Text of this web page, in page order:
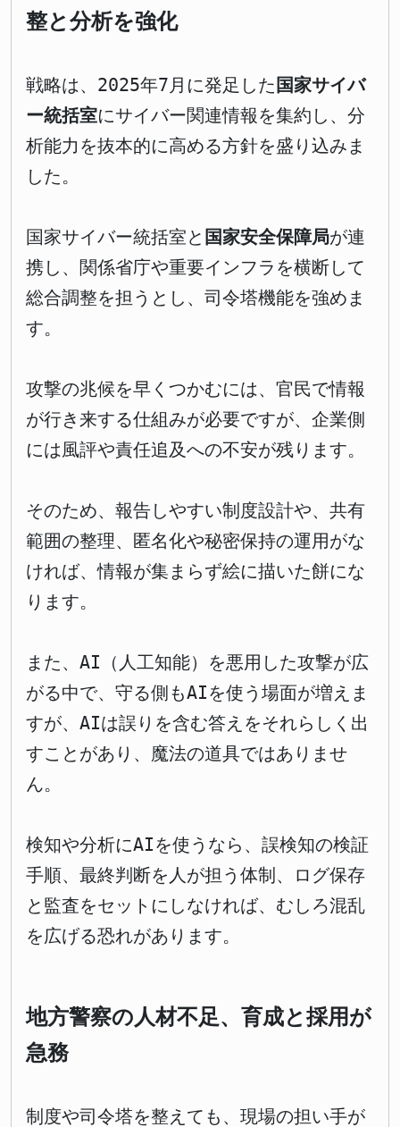
整と分析を強化
戦略は、2025年7月に発足した 国家サイバ
ー統括室にサイバー関連情報を集約し、分
析能力を抜本的に高める方針を盛り込みま
した。
国家サイバー統括室と 国家安全保障局が連
携し、関係省庁や重要インフラを横断して
総合調整を担うとし、司令塔機能を強めま
す。
攻撃の兆候を早くつかむには、官民で情報
が行き来する仕組みが必要ですが、企業側
には風評や責任追及への不安が残ります。
そのため、報告しやすい制度設計や、共有
範囲の整理、匿名化や秘密保持の運用がな
ければ、情報が集まらず絵に描いた餅にな
ります。
また、AI（人工知能）を悪用した攻撃が広
がる中で、守る側もAIを使う場面が増えま
すが、AIは誤りを含む答えをそれらしく出
すことがあり、魔法の道具ではありませ
ん。
検知や分析にAIを使うなら、誤検知の検証
手順、最終判断を人が担う体制、ログ保存
と監査をセットにしなければ、むしろ混乱
を広げる恐れがあります。
地方警察の人材不足、育成と採用が
急務
制度や司令塔を整えても、現場の担い手が